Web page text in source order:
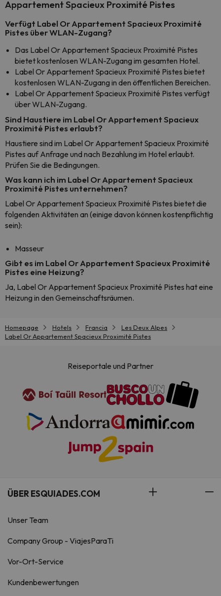
Appartement Spacieux Proximité Pistes
Verfügt Label Or Appartement Spacieux Proximité
Pistes über WLAN-Zugang?
Das Label Or Appartement Spacieux Proximité Pistes
bietet kostenlosen WLAN-Zugang im gesamten Hotel.
Label Or Appartement Spacieux Proximité Pistes bietet
kostenlosen WLAN-Zugang in den öffentlichen Bereichen.
Label Or Appartement Spacieux Proximité Pistes verfügt
über WLAN-Zugang.
Sind Haustiere im Label Or Appartement Spacieux
Proximité Pistes erlaubt?
Haustiere sind im Label Or Appartement Spacieux Proximité
Pistes auf Anfrage und nach Bezahlung im Hotel erlaubt.
Prüfen Sie die Bedingungen.
Was kann ich im Label Or Appartement Spacieux
Proximité Pistes unternehmen?
Label Or Appartement Spacieux Proximité Pistes bietet die
folgenden Aktivitäten an (einige davon können kostenpflichtig
sein):
Masseur
Gibt es im Label Or Appartement Spacieux Proximité
Pistes eine Heizung?
Ja, Label Or Appartement Spacieux Proximité Pistes hat eine
Heizung in den Gemeinschaftsräumen.
Homepage Hotels Francia
Les Deux Alpes
Label Or Appartement Spacieux Proximité Pistes
Reiseportale und Partner
ÜBER ESQUIADES.COM
Unser Team
Company Group - ViajesParaTi
Vor-Ort-Service
Kundenbewertungen